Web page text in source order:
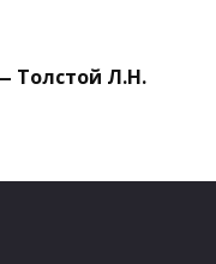
Толстой Л.Н.